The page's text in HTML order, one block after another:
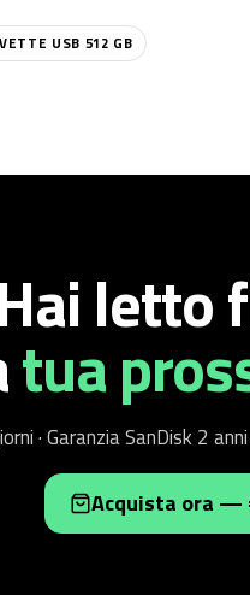
USB 512 GB
Hai letto
tua
· Garanzia SanDisk 2
Acquista ora —